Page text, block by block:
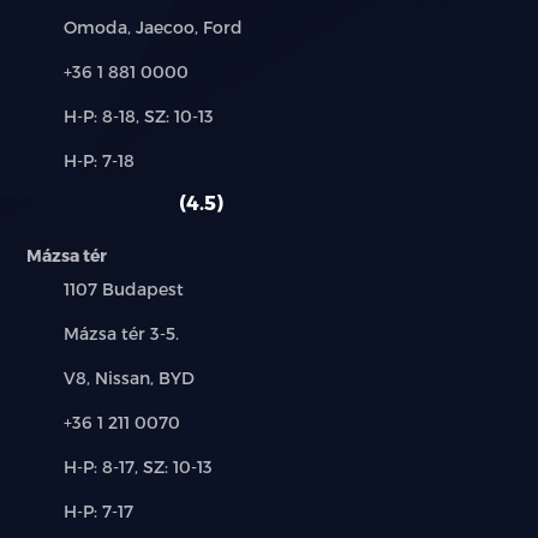
pohártartóval
becsípődés gátlóval és elektromosan
állítható árnyékolóval
AQS – Levegőminőség érzékelő
Kulcs nélküli autó nyitás
Távoli motorindítás, klímavezérlés és ablaknyitás,
Automata ablakemelő
Márkák:
Omoda, Jaecoo, Ford
Telefon:
+36 1 881 0000
Új-
használt
H-P: 8-18, SZ: 10-13
Alkatrész,
H-P: 7-18
4.5
Mázsa tér
Település:
1107 Budapest
Cím:
Mázsa tér 3-5.
Márkák:
V8, Nissan, BYD
Telefon:
+36 1 211 0070
Új-
használt
H-P: 8-17, SZ: 10-13
Alkatrész,
H-P: 7-17